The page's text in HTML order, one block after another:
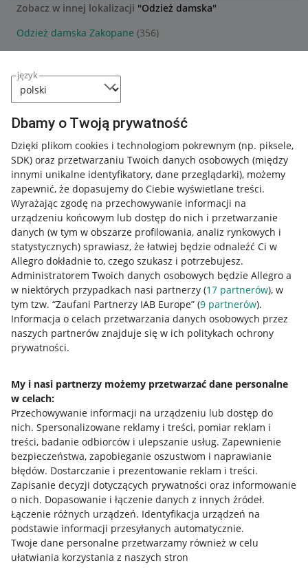
język
Dbamy o Twoją prywatność
Dzięki plikom cookies i technologiom pokrewnym (np. piksele,
SDK) oraz przetwarzaniu Twoich danych osobowych (między
innymi unikalne identyfikatory, dane przeglądarki), możemy
zapewnić, że dopasujemy do Ciebie wyświetlane treści.
Wyrażając zgodę na przechowywanie informacji na
urządzeniu końcowym lub dostęp do nich i przetwarzanie
danych (w tym w obszarze profilowania, analiz rynkowych i
statystycznych) sprawiasz, że łatwiej będzie odnaleźć Ci w
Allegro dokładnie to, czego szukasz i potrzebujesz.
Administratorem Twoich danych osobowych będzie Allegro a
w niektórych przypadkach nasi partnerzy (17 partnerów), w
tym tzw. “Zaufani Partnerzy IAB Europe” (9 partnerów).
Informacja o celach przetwarzania danych osobowych przez
naszych partnerów znajduje się w ich politykach ochrony
prywatności.
My i nasi partnerzy możemy przetwarzać dane personalne
w celach:
Przechowywanie informacji na urządzeniu lub dostęp do
nich. Spersonalizowane reklamy i treści, pomiar reklam i
treści, badanie odbiorców i ulepszanie usług. Zapewnienie
bezpieczeństwa, zapobieganie oszustwom i naprawianie
błędów. Dostarczanie i prezentowanie reklam i treści.
Zapisanie decyzji dotyczących prywatności oraz informowanie
o nich. Dopasowanie i łączenie danych z innych źródeł.
Łączenie różnych urządzeń. Identyfikacja urządzeń na
podstawie informacji przesyłanych automatycznie.
Twoje dane personalne przetwarzamy również w celu
ułatwiania korzystania z naszych stron
Zobacz w innej lokalizacji "Odzież damska"
Odzież damska Zakopane (356)
Odzież damska Krzyszkowice
Odzież damska Limanowa
Odzież damska Olszowice (143)
POKAŻ WIĘCEJ
Przydatne informacje
Jak to działa
Napisz do nas